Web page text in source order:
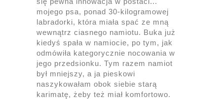
mojego psa, ponad 30-kilogramowej
labradorki, która miała spać ze mną
wewnątrz ciasnego namiotu. Buka już
kiedyś spała w namiocie, po tym, jak
odmówiła kategorycznie nocowania w
jego przedsionku. Tym razem namiot
był mniejszy, a ja pieskowi
naszykowałam obok siebie starą
karimatę, żeby też miał komfortowo.